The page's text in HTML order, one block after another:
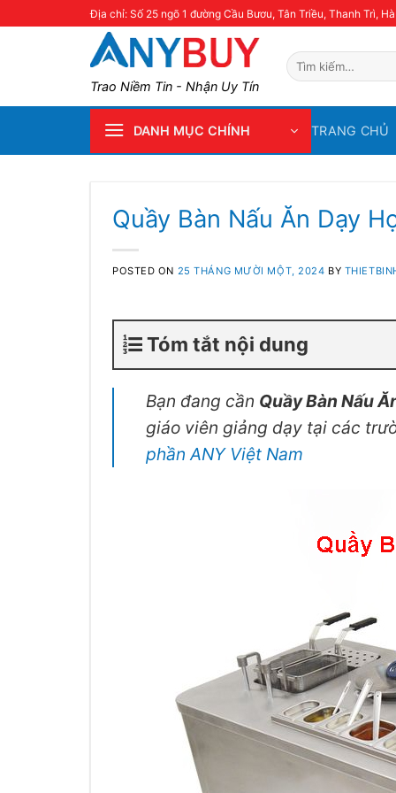
Địa chỉ: Số 25 ngõ 1 đường Cầu Bươu, Tân Triều, Thanh Trì,
Trao Niềm Tin - Nhận Uy Tín
Tìm
kiếm:
DANH MỤC CHÍNH TRANG CHỦ
Quầy Bàn Nấu Ăn Dạy
POSTED ON 25 THÁNG MƯỜI MỘT, 2024 BY
Tóm tắt nội dung
Bạn đang cần Quầy Bàn Nấu
giáo viên giảng dạy tại các
phần ANY Việt Nam